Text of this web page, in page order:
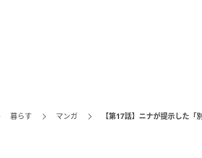
暮らす マンガ 【第17話】ニナが提示した「